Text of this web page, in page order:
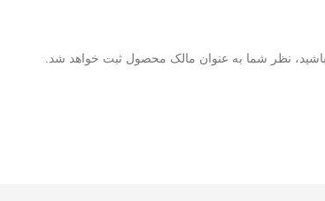
نظر شما به عنوان مالک محصول ثبت خواهد شد.